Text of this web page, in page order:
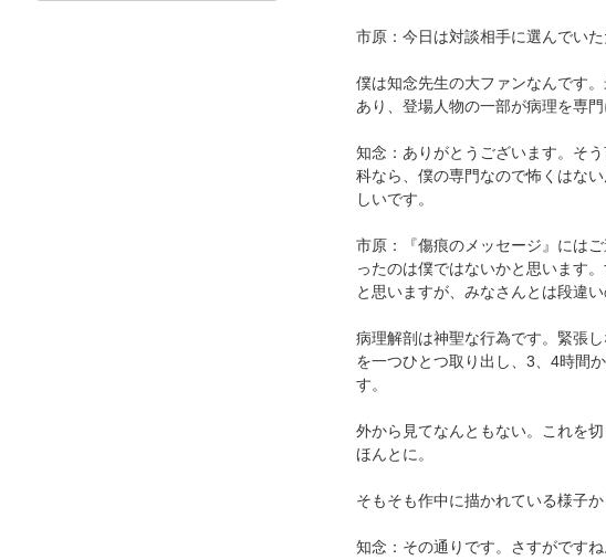
市原：今日は対談相手に選んでい
僕は知念先生の大ファンなんです
あり、登場人物の一部が病理を専
知念：ありがとうございます。そ
科なら、僕の専門なので怖くはな
しいです。
市原：『傷痕のメッセージ』には
ったのは僕ではないかと思います
と思いますが、みなさんとは段違
病理解剖は神聖な行為です。緊張
を一つひとつ取り出し、3、4時間
す。
外から見てなんともない。これを
ほんとに。
そもそも作中に描かれている様子
知念：その通りです。さすがですね